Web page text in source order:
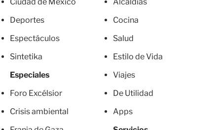
Deportes
Espectáculos
Sintetika
Especiales
Foro Excélsior
Crisis ambiental
Cocina
Salud
Estilo de Vida
Viajes
De Utilidad
Apps